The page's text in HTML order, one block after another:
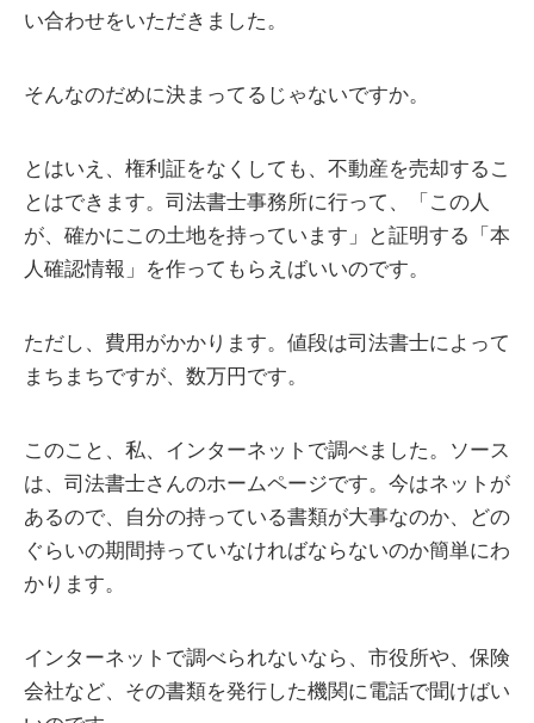
い合わせをいただきました。
そんなのだめに決まってるじゃないですか。
とはいえ、権利証をなくしても、不動産を売却するこ
とはできます。司法書士事務所に行って、「この人
が、確かにこの土地を持っています」と証明する「本
人確認情報」を作ってもらえばいいのです。
ただし、費用がかかります。値段は司法書士によって
まちまちですが、数万円です。
このこと、私、インターネットで調べました。ソース
は、司法書士さんのホームページです。今はネットが
あるので、自分の持っている書類が大事なのか、どの
ぐらいの期間持っていなければならないのか簡単にわ
かります。
インターネットで調べられないなら、市役所や、保険
会社など、その書類を発行した機関に電話で聞けばい